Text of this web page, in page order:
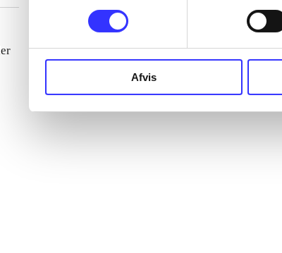
Afvis
...
...